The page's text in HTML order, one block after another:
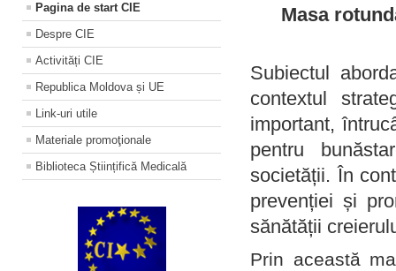
Pagina de start CIE
Despre CIE
Activități CIE
Republica Moldova și UE
Link-uri utile
Materiale promoţionale
Biblioteca Științifică Medicală
Masa
Subiectul
contextul
important,
pentru
societății. În
prevenției și
sănătății
Prin această